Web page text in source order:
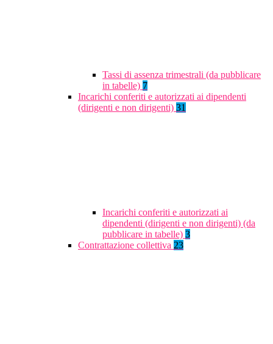
Tassi di assenza trimestrali (da pubblicare
in tabelle) 7
Incarichi conferiti e autorizzati ai dipendenti
(dirigenti e non dirigenti) 31
Incarichi conferiti e autorizzati ai
dipendenti (dirigenti e non dirigenti) (da
pubblicare in tabelle) 3
Contrattazione collettiva 23